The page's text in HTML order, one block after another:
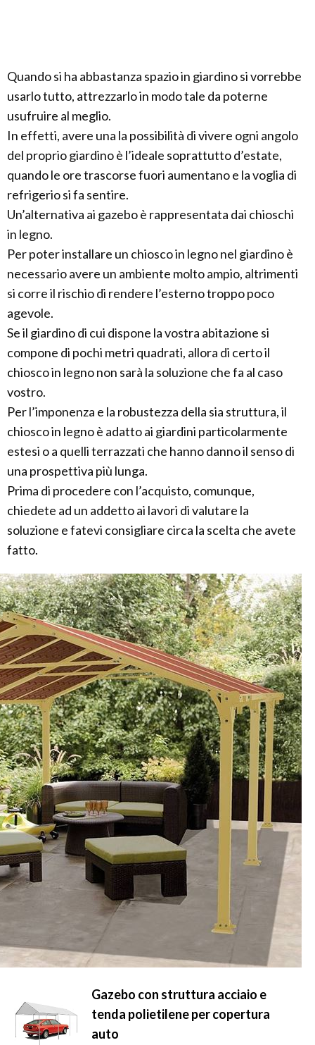
Quando si ha abbastanza spazio in giardino si vorrebbe
usarlo tutto, attrezzarlo in modo tale da poterne
usufruire al meglio.
In effetti, avere una la possibilità di vivere ogni angolo
del proprio giardino è l’ideale soprattutto d’estate,
quando le ore trascorse fuori aumentano e la voglia di
refrigerio si fa sentire.
Un’alternativa ai gazebo è rappresentata dai chioschi
in legno.
Per poter installare un chiosco in legno nel giardino è
necessario avere un ambiente molto ampio, altrimenti
si corre il rischio di rendere l’esterno troppo poco
agevole.
Se il giardino di cui dispone la vostra abitazione si
compone di pochi metri quadrati, allora di certo il
chiosco in legno non sarà la soluzione che fa al caso
vostro.
Per l’imponenza e la robustezza della sia struttura, il
chiosco in legno è adatto ai giardini particolarmente
estesi o a quelli terrazzati che hanno danno il senso di
una prospettiva più lunga.
Prima di procedere con l’acquisto, comunque,
chiedete ad un addetto ai lavori di valutare la
soluzione e fatevi consigliare circa la scelta che avete
fatto.
Gazebo con struttura acciaio e
tenda polietilene per copertura
auto